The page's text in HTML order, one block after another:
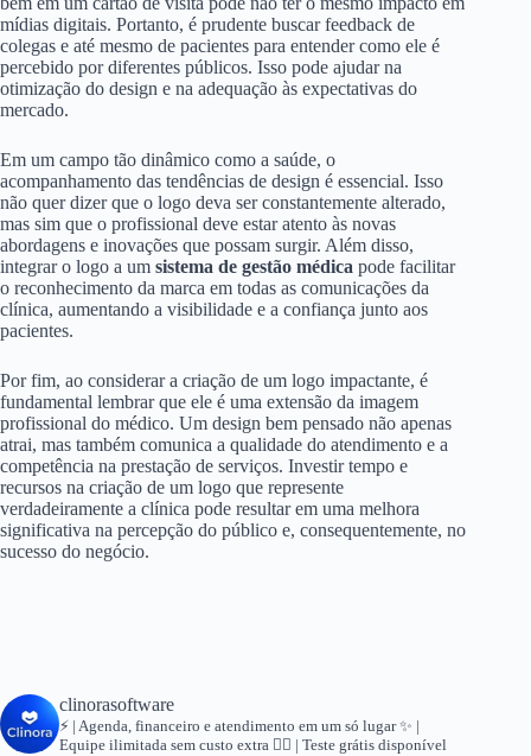
mídias digitais. Portanto, é prudente buscar feedback de
colegas e até mesmo de pacientes para entender como ele é
percebido por diferentes públicos. Isso pode ajudar na
otimização do design e na adequação às expectativas do
mercado.
Em um campo tão dinâmico como a saúde, o
acompanhamento das tendências de design é essencial. Isso
não quer dizer que o logo deva ser constantemente alterado,
mas sim que o profissional deve estar atento às novas
abordagens e inovações que possam surgir. Além disso,
integrar o logo a um sistema de gestão médica pode facilitar
o reconhecimento da marca em todas as comunicações da
clínica, aumentando a visibilidade e a confiança junto aos
pacientes.
Por fim, ao considerar a criação de um logo impactante, é
fundamental lembrar que ele é uma extensão da imagem
profissional do médico. Um design bem pensado não apenas
atrai, mas também comunica a qualidade do atendimento e a
competência na prestação de serviços. Investir tempo e
recursos na criação de um logo que represente
verdadeiramente a clínica pode resultar em uma melhora
significativa na percepção do público e, consequentemente, no
sucesso do negócio.
clinorasoftware
⚡ | Agenda, financeiro e atendimento em um só lugar✨ |
Equipe ilimitada sem custo extra 👇🏻 | Teste grátis disponível